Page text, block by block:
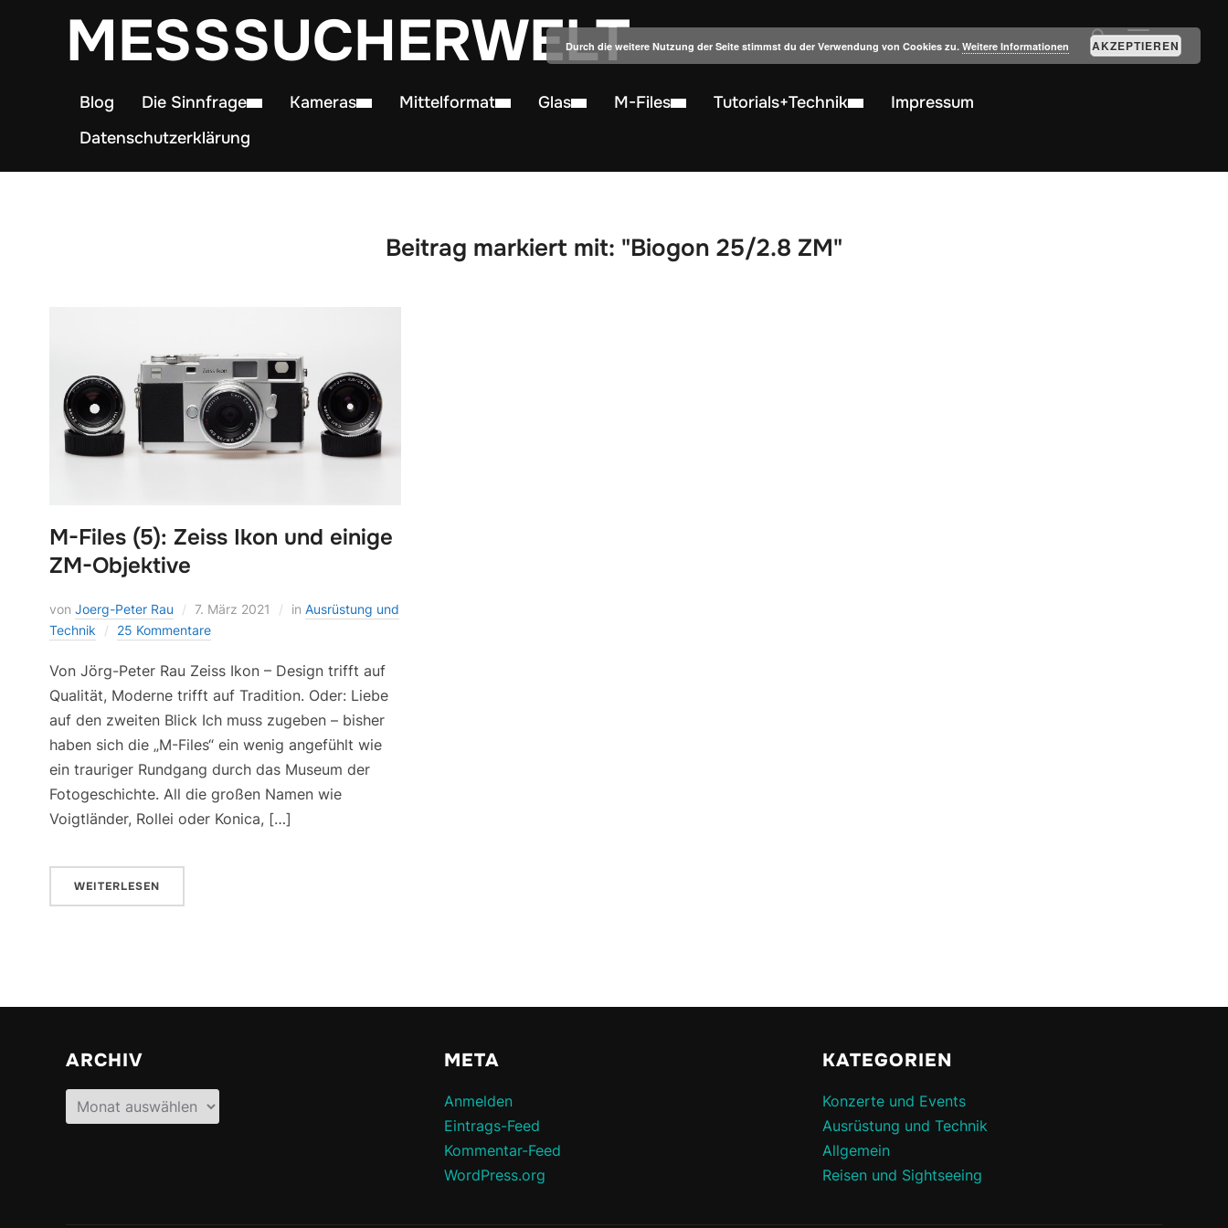
MESSSUCHERWELT
Blog Die Sinnfrage Kameras Mittelformat Glas M-Files Tutorials+Technik
Impressum
Datenschutzerklärung
Beitrag markiert mit: "Biogon 25/2.8 ZM"
M-Files (5): Zeiss Ikon und einige
ZM-Objektive
von Joerg-Peter Rau 7. März 2021 in Ausrüstung und
Technik
25 Kommentare
Von Jörg-Peter Rau Zeiss Ikon – Design trifft auf
Qualität, Moderne trifft auf Tradition. Oder: Liebe
auf den zweiten Blick Ich muss zugeben – bisher
haben sich die „M-Files“ ein wenig angefühlt wie
ein trauriger Rundgang durch das Museum der
Fotogeschichte. All die großen Namen wie
Voigtländer, Rollei oder Konica, […]
WEITERLESEN
ARCHIV
Archiv
META
Anmelden
Eintrags-Feed
Kommentar-Feed
WordPress.org
KATEGORIEN
Konzerte und Events
Ausrüstung und Technik
Allgemein
Reisen und Sightseeing
Durch die weitere Nutzung der Seite stimmst du der Verwendung von Cookies zu. Weitere Informationen AKZEPTIEREN